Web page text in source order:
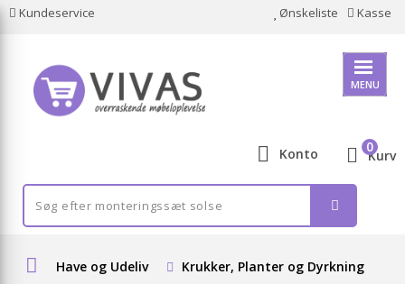
Kundeservice Ønskeliste Kasse
MENU
Konto Kurv
0
Have og Udeliv Krukker, Planter og Dyrkning